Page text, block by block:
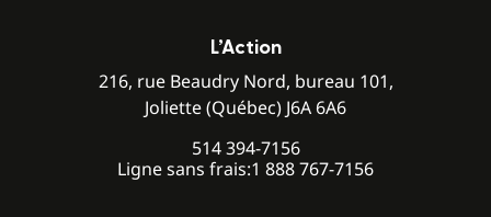
L’Action
216, rue Beaudry Nord, bureau 101,
Joliette (Québec) J6A 6A6
514 394-7156
Ligne sans frais:1 888 767-7156